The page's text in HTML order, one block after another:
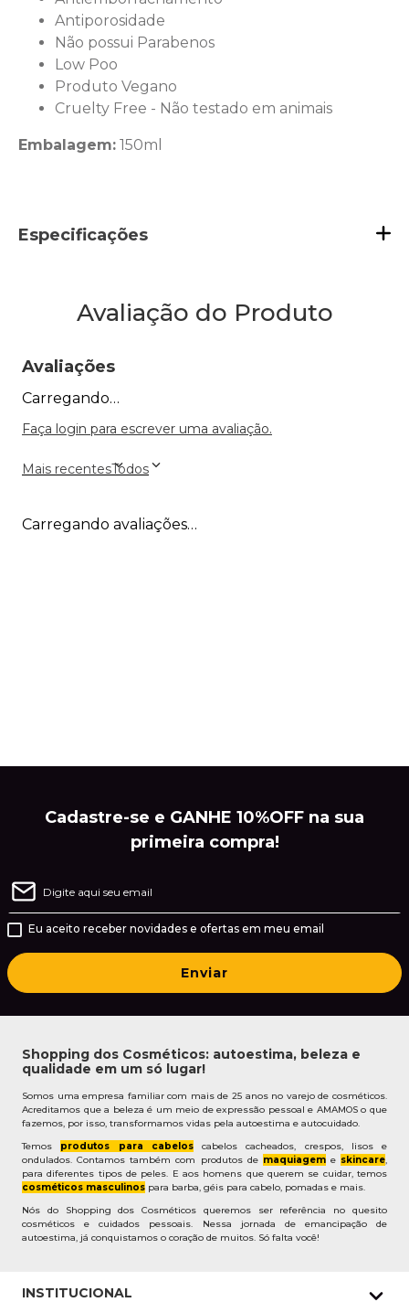
Antiporosidade
Não possui Parabenos
Low Poo
Produto Vegano
Cruelty Free - Não testado em animais
Embalagem: 150ml
Especificações
Avaliação do Produto
Avaliações
Carregando…
Faça login para escrever uma avaliação.
Mais recentesTodos
Carregando avaliações…
Cadastre-se e GANHE 10%OFF na sua
primeira compra!
Eu aceito receber novidades e ofertas em meu email
Enviar
Shopping dos Cosméticos: autoestima, beleza e
qualidade em um só lugar!
Somos uma empresa familiar com mais de 25 anos no varejo de cosméticos.
Acreditamos que a beleza é um meio de expressão pessoal e AMAMOS o que
fazemos, por isso, transformamos vidas pela autoestima e autocuidado.
Temos produtos para cabeloscabelos cacheados, crespos, lisos e
ondulados. Contamos também com produtos de maquiageme skincare,
para diferentes tipos de peles. E aos homens que querem se cuidar, temos
cosméticos masculinos para barba, géis para cabelo, pomadas e mais.
Nós do Shopping dos Cosméticos queremos ser referência no quesito
cosméticos e cuidados pessoais. Nessa jornada de emancipação de
autoestima, já conquistamos o coração de muitos. Só falta você!
INSTITUCIONAL